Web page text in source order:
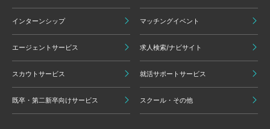
インターンシップ マッチングイベント
エージェントサービス 求人検索/ナビサイト
スカウトサービス 就活サポートサービス
既卒・第二新卒向けサービス スクール・その他